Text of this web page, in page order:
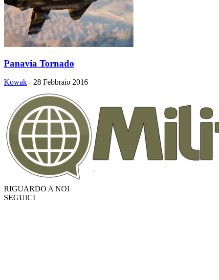
Panavia Tornado
Kowak - 28 Febbraio 2016
RIGUARDO A NOI
SEGUICI